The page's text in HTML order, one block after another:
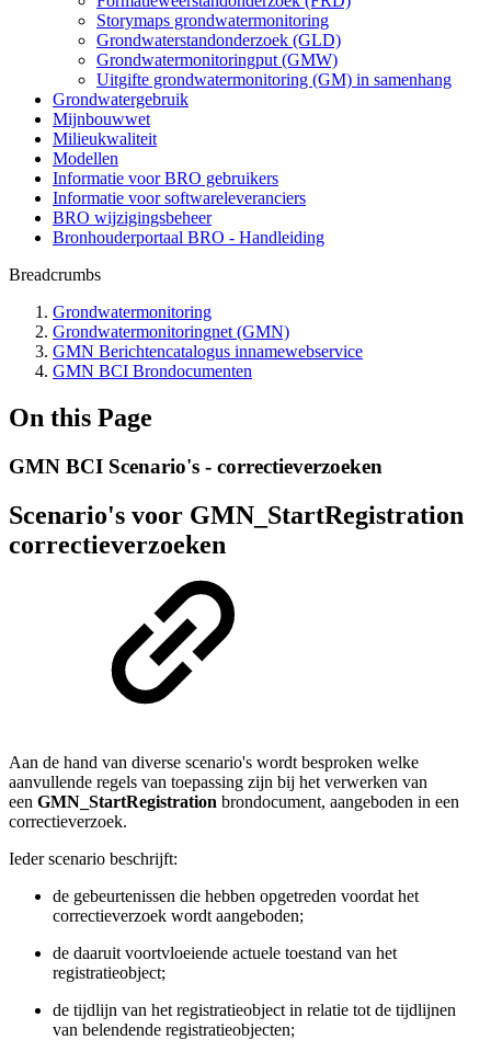
Storymaps grondwatermonitoring
Grondwaterstandonderzoek (GLD)
Grondwatermonitoringput (GMW)
Uitgifte grondwatermonitoring (GM) in samenhang
Grondwatergebruik
Mijnbouwwet
Milieukwaliteit
Modellen
Informatie voor BRO gebruikers
Informatie voor softwareleveranciers
BRO wijzigingsbeheer
Bronhouderportaal BRO - Handleiding
Breadcrumbs
Grondwatermonitoring
Grondwatermonitoringnet (GMN)
GMN Berichtencatalogus innamewebservice
GMN BCI Brondocumenten
On this Page
GMN BCI Scenario's - correctieverzoeken
Scenario's voor GMN_StartRegistration
correctieverzoeken
Aan de hand van diverse scenario's wordt besproken welke
aanvullende regels van toepassing zijn bij het verwerken van
een GMN_StartRegistration brondocument, aangeboden in een
correctieverzoek.
Ieder scenario beschrijft:
de gebeurtenissen die hebben opgetreden voordat het
correctieverzoek wordt aangeboden;
de daaruit voortvloeiende actuele toestand van het
registratieobject;
de tijdlijn van het registratieobject in relatie tot de tijdlijnen
van belendende registratieobjecten;